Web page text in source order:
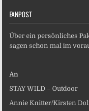
FANPOST
Über ein persönliches
sagen schon mal im
An
STAY WILD – Outdoor
Annie Knitter/Kirsten